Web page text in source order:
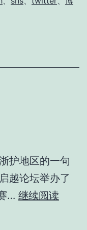
护地区的一句
越论坛举办了
… 继续阅读